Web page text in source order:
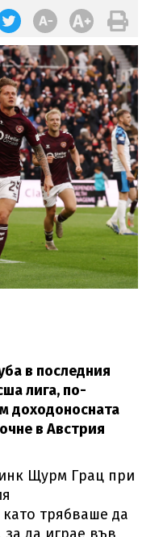
в последния
лига, по-
доходоносната
в Австрия
Щурм Грац при
трябваше да